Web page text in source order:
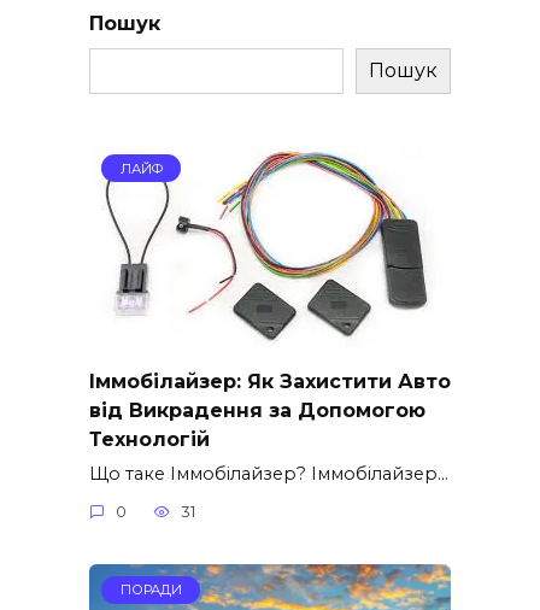
Пошук
Пошук
ЛАЙФ
Іммобілайзер: Як Захистити Авто
від Викрадення за Допомогою
Технологій
Що таке Іммобілайзер? Іммобілайзер…
0 31
ПОРАДИ